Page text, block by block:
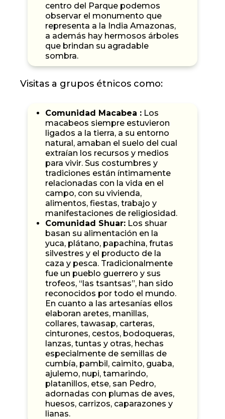
centro del Parque podemos
observar el monumento que
representa a la India Amazonas,
a además hay hermosos árboles
que brindan su agradable
sombra.
Visitas a grupos étnicos como:
Comunidad Macabea : Los
macabeos siempre estuvieron
ligados a la tierra, a su entorno
natural, amaban el suelo del cual
extraían los recursos y medios
para vivir. Sus costumbres y
tradiciones están íntimamente
relacionadas con la vida en el
campo, con su vivienda,
alimentos, fiestas, trabajo y
manifestaciones de religiosidad.
Comunidad Shuar: Los shuar
basan su alimentación en la
yuca, plátano, papachina, frutas
silvestres y el producto de la
caza y pesca. Tradicionalmente
fue un pueblo guerrero y sus
trofeos, “las tsantsas”, han sido
reconocidos por todo el mundo.
En cuanto a las artesanías ellos
elaboran aretes, manillas,
collares, tawasap, carteras,
cinturones, cestos, bodoqueras,
lanzas, tuntas y otras, hechas
especialmente de semillas de
cumbía, pambil, caimito, guaba,
ajulemo, nupi, tamarindo,
platanillos, etse, san Pedro,
adornadas con plumas de aves,
huesos, carrizos, caparazones y
lianas.